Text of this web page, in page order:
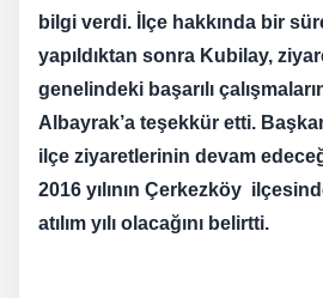
bilgi verdi. İlçe hakkında bir
yapıldıktan sonra Kubilay,
genelindeki başarılı
Albayrak’a teşekkür etti.
ilçe ziyaretlerinin devam
2016 yılının Çerkezköy
atılım yılı olacağını belirtti.